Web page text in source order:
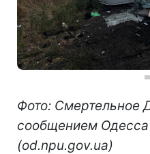
Фото: Смертельное
сообщением Одесса
(od.npu.gov.ua)